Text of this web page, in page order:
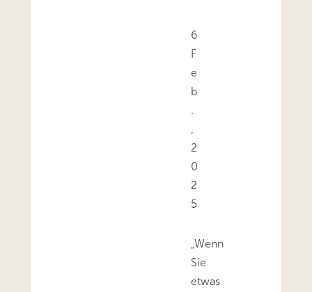
6
F
e
b
.
2
0
2
5
„Wenn
Sie
etwas